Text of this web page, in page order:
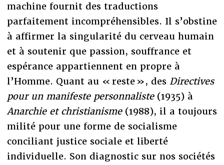
machine fournit des traductions
parfaitement incompréhensibles. Il s’obstine
à affirmer la singularité du cerveau humain
et à soutenir que passion, souffrance et
espérance appartiennent en propre à
l’Homme. Quant au « reste », des Directives
pour un manifeste personnaliste(1935) à
Anarchie et christianisme(1988), il a toujours
milité pour une forme de socialisme
conciliant justice sociale et liberté
individuelle. Son diagnostic sur nos sociétés